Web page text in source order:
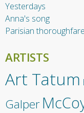
Yesterdays
Anna's song
Parisian thoroughfare
ARTISTS
Art Tatum
Galper